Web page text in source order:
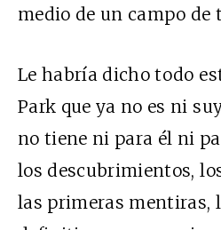
medio de un campo de
Le habría dicho todo
Park que ya no es ni
no tiene ni para él ni
los descubrimientos,
las primeras mentiras,